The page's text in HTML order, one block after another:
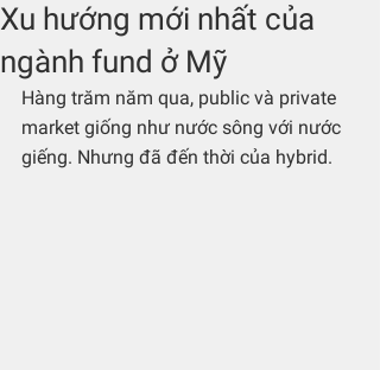
Xu hướng mới nhất của
ngành fund ở Mỹ
Hàng trăm năm qua, public và private
market giống như nước sông với nước
giếng. Nhưng đã đến thời của hybrid.